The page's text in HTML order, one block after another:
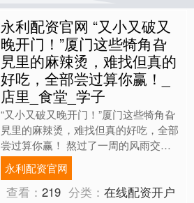
永利配资官网 “又小又破又
晚开门！”厦门这些犄角旮
旯里的麻辣烫，难找但真的
好吃，全部尝过算你赢！_
店里_食堂_学子
“又小又破又晚开门！”厦门这些犄角旮
旯里的麻辣烫，难找但真的好吃，全部
尝过算你赢！ 熬过了一周的风雨交
加，总算是盼来了雨过天晴，准备好和
朋友们出门痛快吃一场了吗....
永利配资官网
查看：219 分类：在线配资开户